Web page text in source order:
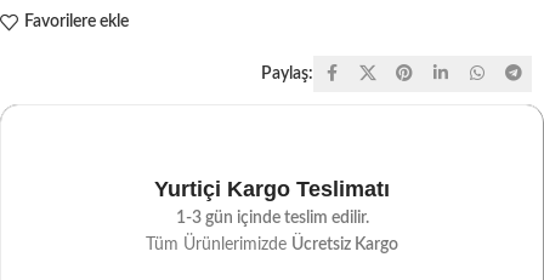
Favorilere ekle
Paylaş:
Yurtiçi Kargo Teslimatı
1-3 gün içinde teslim edilir.
Tüm Ürünlerimizde Ücretsiz Kargo